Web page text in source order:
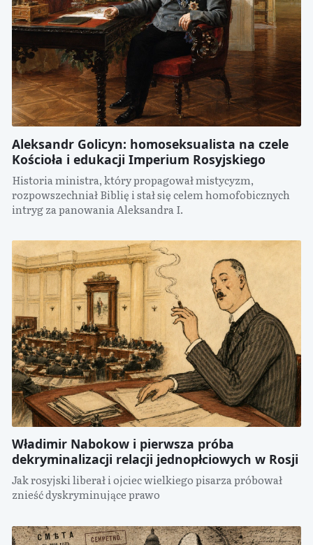
Aleksandr Golicyn: homoseksualista na czele
Kościoła i edukacji Imperium Rosyjskiego
Historia ministra, który propagował mistycyzm,
rozpowszechniał Biblię i stał się celem homofobicznych
intryg za panowania Aleksandra I.
Władimir Nabokow i pierwsza próba
dekryminalizacji relacji jednopłciowych w Rosji
Jak rosyjski liberał i ojciec wielkiego pisarza próbował
znieść dyskryminujące prawo